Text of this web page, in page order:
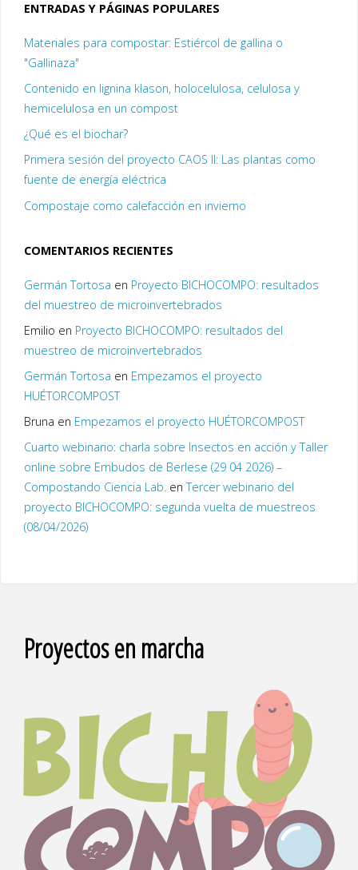
ENTRADAS Y PÁGINAS POPULARES
Materiales para compostar: Estiércol de gallina o
"Gallinaza"
Contenido en lignina klason, holocelulosa, celulosa y
hemicelulosa en un compost
¿Qué es el biochar?
Primera sesión del proyecto CAOS II: Las plantas como
fuente de energía eléctrica
Compostaje como calefacción en invierno
COMENTARIOS RECIENTES
Germán Tortosa en Proyecto BICHOCOMPO: resultados
del muestreo de microinvertebrados
Emilio en Proyecto BICHOCOMPO: resultados del
muestreo de microinvertebrados
Germán Tortosa en Empezamos el proyecto
HUÉTORCOMPOST
Bruna en Empezamos el proyecto HUÉTORCOMPOST
Cuarto webinario: charla sobre Insectos en acción y Taller
online sobre Embudos de Berlese (29 04 2026) –
Compostando Ciencia Lab.enTercer webinario del
proyecto BICHOCOMPO: segunda vuelta de muestreos
(08/04/2026)
Proyectos en marcha